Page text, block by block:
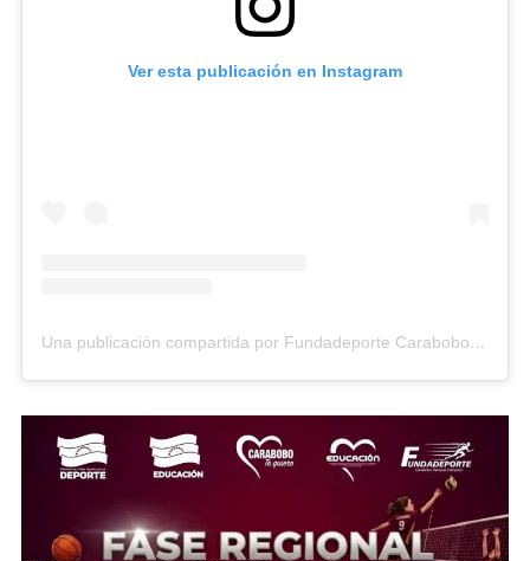
Ver esta publicación en Instagram
Una publicación compartida por Fundadeporte Carabobo (@fundadeporte)